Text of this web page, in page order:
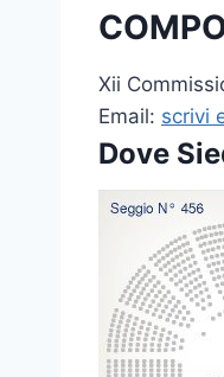
Xii
Email: scrivi
Dove